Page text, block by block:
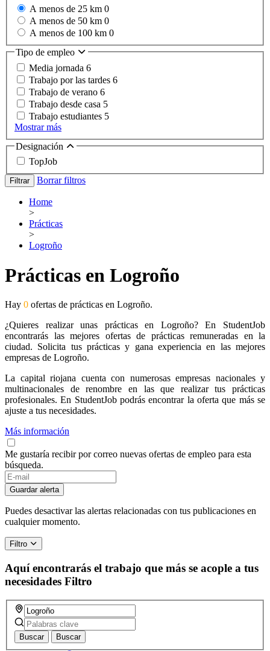
A menos de 25 km 0
A menos de 50 km 0
A menos de 100 km 0
Tipo de empleo
Media jornada 6
Trabajo por las tardes 6
Trabajo de verano 6
Trabajo desde casa 5
Trabajo estudiantes 5
Mostrar más
Designación
TopJob
Filtrar Borrar filtros
Home
>
Prácticas
>
Logroño
Prácticas en Logroño
Hay 0 ofertas de prácticas en Logroño.
¿Quieres realizar unas prácticas en Logroño? En StudentJob
encontrarás las mejores ofertas de prácticas remuneradas en la
ciudad. Solicita tus prácticas y gana experiencia en las mejores
empresas de Logroño.
La capital riojana cuenta con numerosas empresas nacionales y
multinacionales de renombre en las que realizar tus prácticas
profesionales. En StudentJob podrás encontrar la oferta que más se
ajuste a tus necesidades.
Más información
Me gustaría recibir por correo nuevas ofertas de empleo para esta
búsqueda.
Guardar alerta
Puedes desactivar las alertas relacionadas con tus publicaciones en
cualquier momento.
Filtro
Aquí encontrarás el trabajo que más se acople a tus
necesidades Filtro
Buscar Buscar